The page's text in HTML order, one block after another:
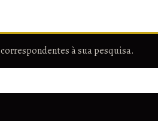
à sua pesquisa.